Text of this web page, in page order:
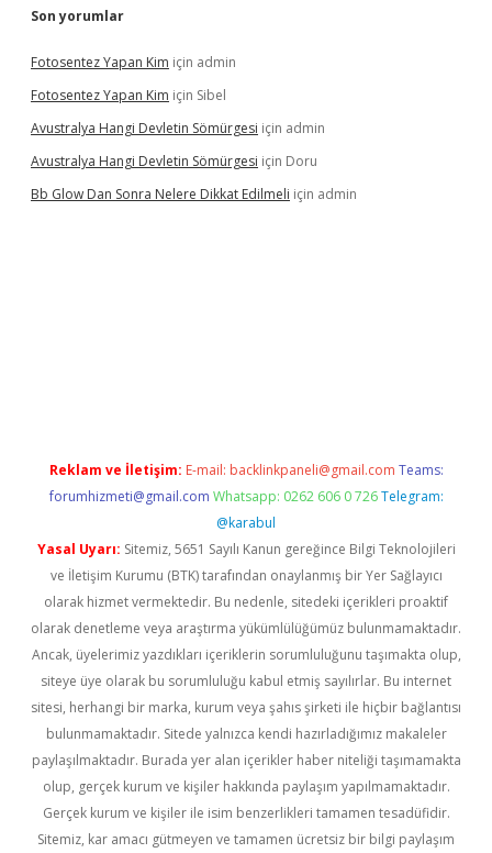
Son yorumlar
Fotosentez Yapan Kim için admin
Fotosentez Yapan Kim için Sibel
Avustralya Hangi Devletin Sömürgesi için admin
Avustralya Hangi Devletin Sömürgesi için Doru
Bb Glow Dan Sonra Nelere Dikkat Edilmeli için admin
Reklam ve İletişim: E-mail: backlinkpaneli@gmail.com Teams:
forumhizmeti@gmail.com Whatsapp: 0262 606 0 726 Telegram:
@karabul
Yasal Uyarı: Sitemiz, 5651 Sayılı Kanun gereğince Bilgi Teknolojileri
ve İletişim Kurumu (BTK) tarafından onaylanmış bir Yer Sağlayıcı
olarak hizmet vermektedir. Bu nedenle, sitedeki içerikleri proaktif
olarak denetleme veya araştırma yükümlülüğümüz bulunmamaktadır.
Ancak, üyelerimiz yazdıkları içeriklerin sorumluluğunu taşımakta olup,
siteye üye olarak bu sorumluluğu kabul etmiş sayılırlar. Bu internet
sitesi, herhangi bir marka, kurum veya şahıs şirketi ile hiçbir bağlantısı
bulunmamaktadır. Sitede yalnızca kendi hazırladığımız makaleler
paylaşılmaktadır. Burada yer alan içerikler haber niteliği taşımamakta
olup, gerçek kurum ve kişiler hakkında paylaşım yapılmamaktadır.
Gerçek kurum ve kişiler ile isim benzerlikleri tamamen tesadüfidir.
Sitemiz, kar amacı gütmeyen ve tamamen ücretsiz bir bilgi paylaşım